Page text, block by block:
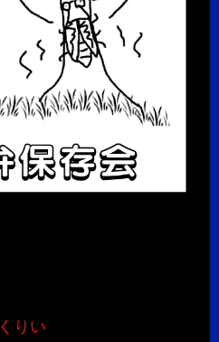
くりい